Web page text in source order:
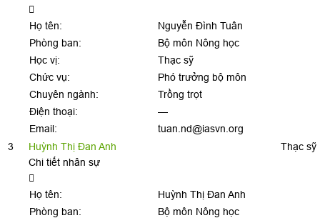
Họ tên:
Nguyễn Đình Tuân
Phòng ban:
Bộ môn Nông học
Học vị:
Thạc sỹ
Chức vụ:
Phó trưởng bộ môn
Chuyên ngành:
Trồng trọt
Điện thoại:
—
Email:
tuan.nd@iasvn.org
3
Huỳnh Thị Đan Anh
Chi tiết nhân sự
Họ tên:
Huỳnh Thị Đan Anh
Phòng ban:
Bộ môn Nông học
Thạc sỹ